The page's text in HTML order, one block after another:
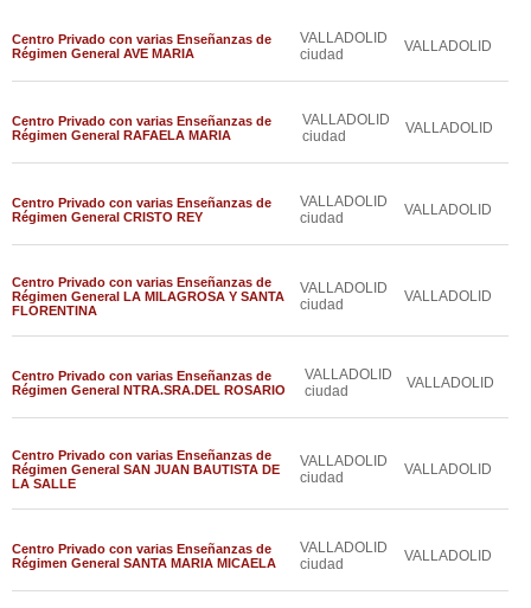
Centro Privado con varias Enseñanzas de
Régimen General AVE MARIA
VALLADOLID
ciudad
VALLADOLID
Centro Privado con varias Enseñanzas de
Régimen General RAFAELA MARIA
VALLADOLID
ciudad
VALLADOLID
Centro Privado con varias Enseñanzas de
Régimen General CRISTO REY
VALLADOLID
ciudad
VALLADOLID
Centro Privado con varias Enseñanzas de
Régimen General LA MILAGROSA Y SANTA
FLORENTINA
VALLADOLID
ciudad
VALLADOLID
Centro Privado con varias Enseñanzas de
Régimen General NTRA.SRA.DEL ROSARIO
VALLADOLID
ciudad
VALLADOLID
Centro Privado con varias Enseñanzas de
Régimen General SAN JUAN BAUTISTA DE
LA SALLE
VALLADOLID
ciudad
VALLADOLID
Centro Privado con varias Enseñanzas de
Régimen General SANTA MARIA MICAELA
VALLADOLID
ciudad
VALLADOLID